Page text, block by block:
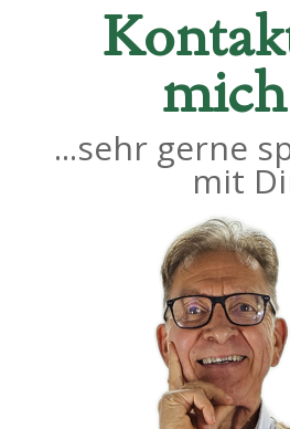
...sehr gerne
mit